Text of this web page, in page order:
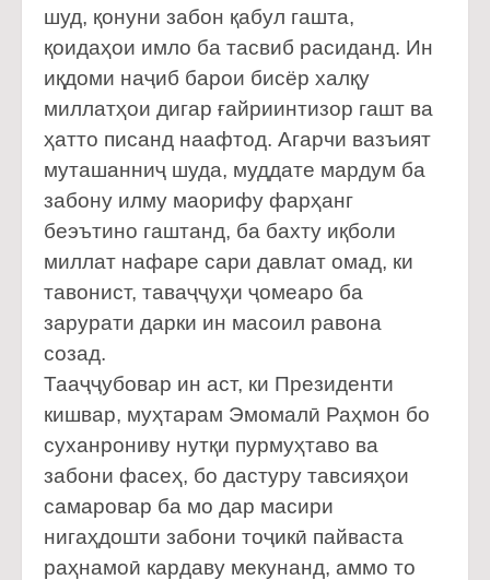
шуд, қонуни забон қабул гашта,
қоидаҳои имло ба тасвиб расиданд. Ин
иқдоми наҷиб барои бисёр халқу
миллатҳои дигар ғайриинтизор гашт ва
ҳатто писанд наафтод. Агарчи вазъият
муташанниҷ шуда, муддате мардум ба
забону илму маорифу фарҳанг
беэътино гаштанд, ба бахту иқболи
миллат нафаре сари давлат омад, ки
тавонист, таваҷҷуҳи ҷомеаро ба
зарурати дарки ин масоил равона
созад.
Тааҷҷубовар ин аст, ки Президенти
кишвар, муҳтарам Эмомалӣ Раҳмон бо
суханрониву нутқи пурмуҳтаво ва
забони фасеҳ, бо дастуру тавсияҳои
самаровар ба мо дар масири
нигаҳдошти забони тоҷикӣ пайваста
раҳнамоӣ кардаву мекунанд, аммо то